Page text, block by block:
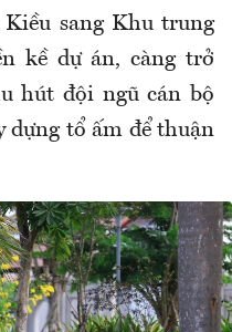
sang Khu trung
kề dự án, càng trở
hút đội ngũ cán bộ
dựng tổ ấm để thuận